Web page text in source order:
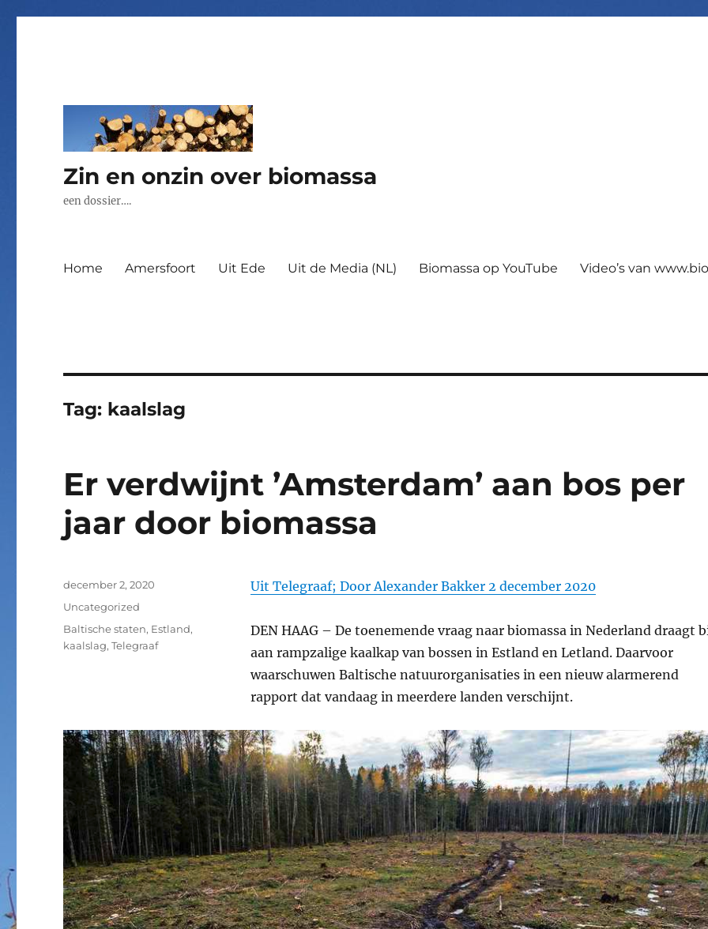
Zin en onzin over biomassa
een dossier….
Home Amersfoort Uit Ede Uit de Media (NL) Biomassa op YouTube Video’s van
Tag: kaalslag
Er verdwijnt ’Amsterdam’ aan bos per
jaar door biomassa
Uit Telegraaf; Door Alexander Bakker 2 december 2020
DEN HAAG – De toenemende vraag naar biomassa in Nederland draagt
aan rampzalige kaalkap van bossen in Estland en Letland. Daarvoor
waarschuwen Baltische natuurorganisaties in een nieuw alarmerend
rapport dat vandaag in meerdere landen verschijnt.
Geplaatst
december 2, 2020
Categorieën
Uncategorized
Tags
Baltische staten, Estland,
kaalslag,Telegraaf